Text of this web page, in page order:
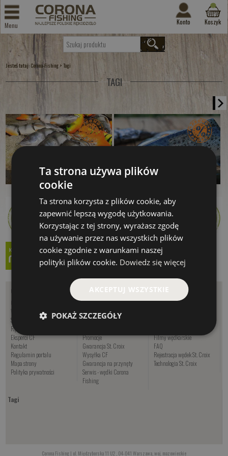
Menu Konto Koszyk
Jesteś tutaj: Corona-Fishing >Tagi
TAGI
Łamany Okoń MB
od 199.00 PLN
Kup teraz >
Łamany Pstrąg MB
Kup teraz >
Współpraca
Sklep wędkarski Warszawa
Rękodzieło wędkarskie
Eksperci CF
Kontakt
Regulamin portalu
Mapa strony
Polityka prywatności
Zakupy
Wędkuj z CF
Oferta sezonowa
Regulamin sklepu
Promocje
Gwarancja St. Croix
Wysyłka CF
Gwarancja na przynęty
Serwis - wędki Corona
Fishing
Informacje
Kalendarz brań
Filmy wędkarskie
FAQ
Rejestracja wędek St. Croix
Technologia St. Croix
Tagi
Corona Fishing | ul. Międzyborska 11 U2 , 04-041 Warszawa, woj. mazowieckie
Ta strona używa plików
cookie
Ta strona korzysta z plików cookie, aby
zapewnić lepszą wygodę użytkowania.
Korzystając z tej strony, wyrażasz zgodę
na używanie przez nas wszystkich plików
cookie zgodnie z warunkami naszej
polityki plików cookie. Dowiedz się więcej
AKCEPTUJ WSZYSTKIE
POKAŻ SZCZEGÓŁY